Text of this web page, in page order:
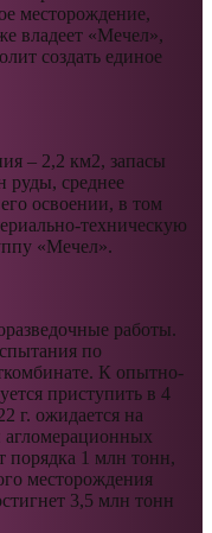
месторождение,
владеет «Мечел»,
создать единое
– 2,2 км2, запасы
руды, среднее
освоении, в том
техническую
«Мечел».
работы.
по
К опытно-
приступить в 4
г. ожидается на
порядка 1 млн тонн,
месторождения
3,5 млн тонн